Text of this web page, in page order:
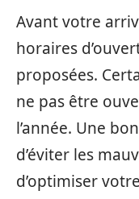
Avant votre
horaires
proposées.
ne pas être
l’année. Une
d’éviter les
d’optimiser